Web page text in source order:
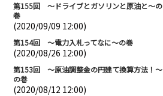
第155回 ～ドライブとガソリンと原油と～の
巻
(2020/09/09 12:00)
第154回 ～電力入札ってなに～の巻
(2020/08/26 12:00)
第153回 ～原油調整金の円建て換算方法！～
の巻
(2020/08/12 12:00)